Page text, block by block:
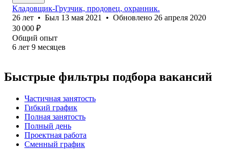
Кладовщик-Грузчик, продовец, охранник.
26 лет • Был 13 мая 2021 • Обновлено 26 апреля 2020
30 000 ₽
Общий опыт
6 лет 9 месяцев
Быстрые фильтры подбора вакансий
Частичная занятость
Гибкий график
Полная занятость
Полный день
Проектная работа
Сменный график